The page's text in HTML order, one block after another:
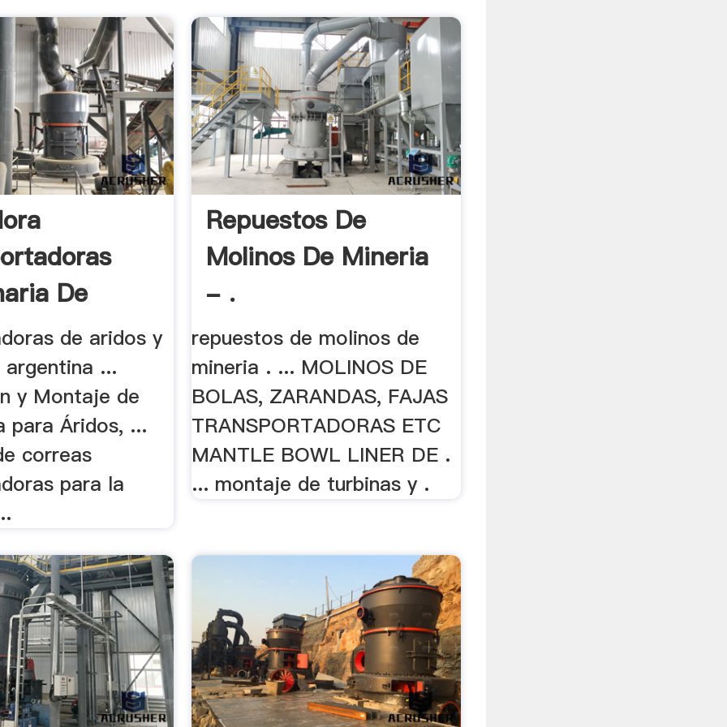
De
...
de aridos y
...
y Montaje de
para Áridos, ...
correas
para la
Repuestos De
Molinos De Mineria
- .
repuestos de molinos de
mineria . ... MOLINOS DE
BOLAS, ZARANDAS, FAJAS
TRANSPORTADORAS ETC
MANTLE BOWL LINER DE .
... montaje de turbinas y .